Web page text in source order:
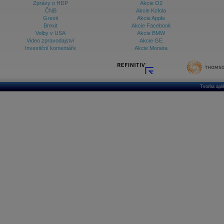
Zprávy o HDP
ČNB
Grexit
Brexit
Volby v USA
Video zpravodajství
Investiční komentáře
Akcie O2
Akcie Kofola
Akcie Apple
Akcie Facebook
Akcie BMW
Akcie GE
Akcie Moneta
Tvorba